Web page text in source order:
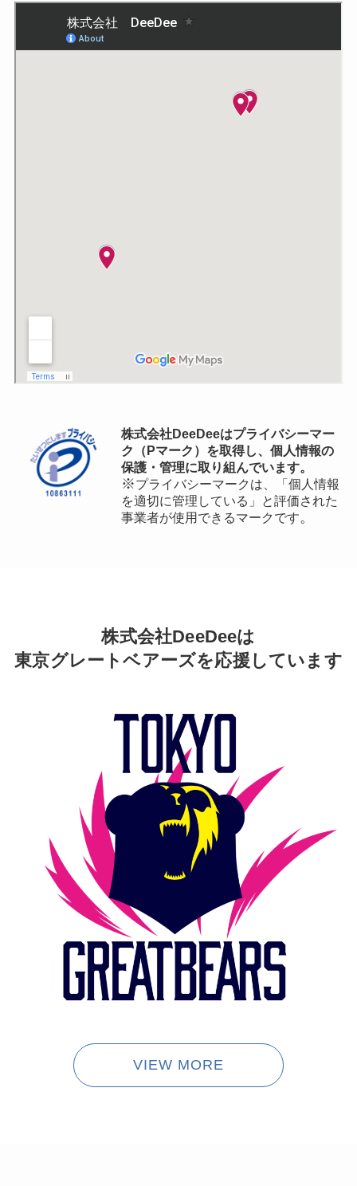
株式会社DeeDeeはプライバシーマー
ク（Pマーク）を取得し、個人情報の
保護・管理に取り組んでいます。
※プライバシーマークは、「個人情報
を適切に管理している」と評価された
事業者が使用できるマークです。
株式会社DeeDeeは
東京グレートベアーズを応援しています
VIEW MORE